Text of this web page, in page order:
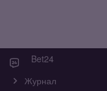
Bet24
Журнал